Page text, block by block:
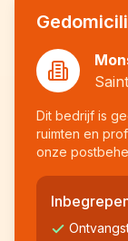
Dit bedrijf is
ruimten en
onze